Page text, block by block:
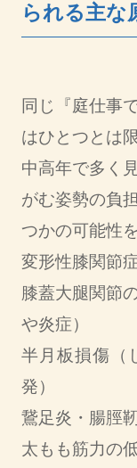
られる主な
同じ『庭仕事
はひとつとは
中高年で多く
がむ姿勢の負
つかの可能性
変形性膝関節
膝蓋大腿関節
や炎症）
半月板損傷（
発）
鵞足炎・腸脛
太もも筋力の